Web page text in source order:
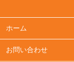
ホーム
お問い合わせ